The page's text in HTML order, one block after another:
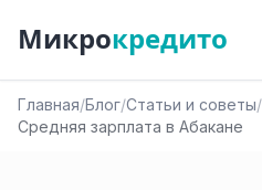
Микрокредито
Главная/Блог/Статьи и советы/
Средняя зарплата в Абакане